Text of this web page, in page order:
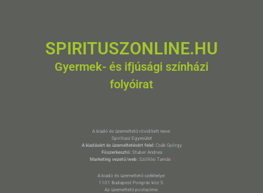
SPIRITUSZONLINE.HU
Gyermek- és ifjúsági színházi
folyóirat
A kiadó és üzemeltető rövidített neve:
Spiritusz Egyesület
A kiadásért és üzemeltetésért felel:Csák György
Főszerkesztő:Stuber Andrea
Marketing vezető/web:Szöllősi Tamás *
A kiadó és üzemeltető székhelye:
1101 Budapest Pongrác köz 5.
Az üzemeltető postacíme: